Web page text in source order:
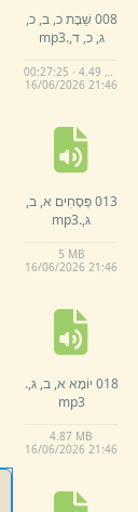
008 שַׁבָּת כ, ב, כ,
ג, כ, ד,.
mp3
00:27:25 · 4.49 MB
16/06/2026 21:46
013 פְּסָחִים א,
ב,
ג,.
mp3
5 MB
16/06/2026 21:46
018 יוֹמָא א, ב, ג,.
mp3
4.87 MB
16/06/2026 21:46